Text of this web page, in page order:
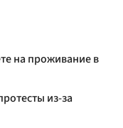
на проживание в
из-за